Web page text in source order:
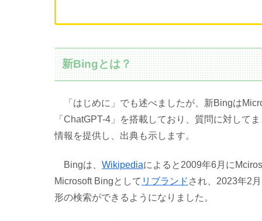
新Bingとは？
「はじめに」でも述べましたが、新Bingは
「ChatGPT-4」を搭載しており、質問に対して
情報を提供し、出典も示します。
Bingは、 Wikipediaによると2009年6月に
Microsoft Bingとして リブランド され、2023年2
形の検索ができるようになりました。